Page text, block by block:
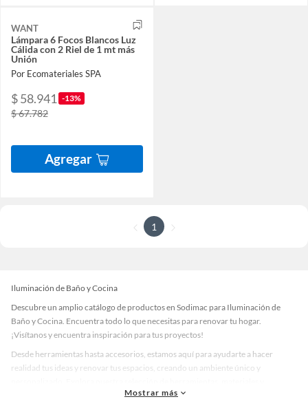
WANT
Lámpara 6 Focos Blancos Luz
Cálida con 2 Riel de 1 mt más
Unión
Por Ecomateriales SPA
$ 58.941 -13%
$ 67.782
Agregar
1
Iluminación de Baño y Cocina
Descubre un amplio catálogo de productos en Sodimac para Iluminación de
Baño y Cocina. Encuentra todo lo que necesitas para renovar tu hogar.
¡Visítanos y encuentra inspiración para tus proyectos!
Desde herramientas hasta accesorios, estamos aquí para ayudarte a hacer
realidad tus ideas y renovar tus espacios, creando un ambiente único y
accesorios de calidad que te ayudarán a crear un espacio más tú.
Mostrar más